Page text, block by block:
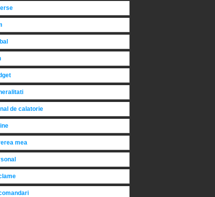
de calatorie
mea